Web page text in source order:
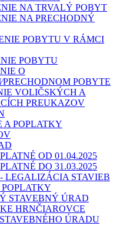
NA TRVALÝ POBYT
NA PRECHODNÝ
POBYTU V RÁMCI
POBYTU
O
POBYTE
VOLIČSKÝCH A
PREUKAZOV
A POPLATKY
OD 01.04.2025
DO 31.03.2025
LEGALIZÁCIA STAVIEB
STAVEBNÝ ÚRAD
HRNČIAROVCE
ÚRADU